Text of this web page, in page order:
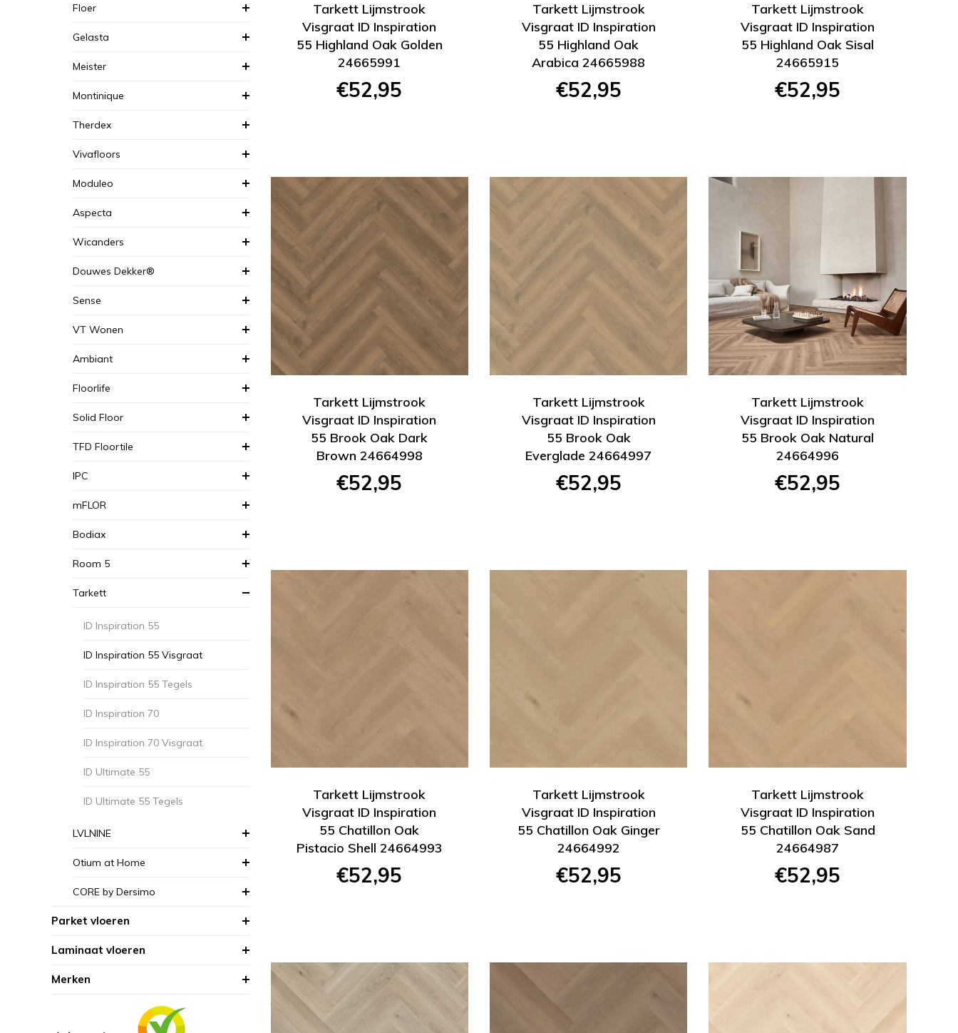
Floer
Gelasta
Meister
Montinique
Therdex
Vivafloors
Moduleo
Aspecta
Wicanders
Douwes Dekker®
Sense
VT Wonen
Ambiant
Floorlife
Solid Floor
TFD Floortile
IPC
mFLOR
Bodiax
Room 5
Tarkett
ID Inspiration 55
ID Inspiration 55 Visgraat
ID Inspiration 55 Tegels
ID Inspiration 70
ID Inspiration 70 Visgraat
ID Ultimate 55
ID Ultimate 55 Tegels
LVLNINE
Otium at Home
CORE by Dersimo
Parket vloeren
Laminaat vloeren
Merken
Tarkett Lijmstrook
Visgraat ID Inspiration
55 Highland Oak Golden
24665991
€52,95
Tarkett Lijmstrook
Visgraat ID Inspiration
55 Highland Oak
Arabica 24665988
€52,95
Tarkett Lijmstrook
Visgraat ID Inspiration
55 Highland Oak Sisal
24665915
€52,95
Tarkett Lijmstrook
Visgraat ID Inspiration
55 Brook Oak Dark
Brown 24664998
€52,95
Tarkett Lijmstrook
Visgraat ID Inspiration
55 Brook Oak
Everglade 24664997
€52,95
Tarkett Lijmstrook
Visgraat ID Inspiration
55 Brook Oak Natural
24664996
€52,95
Tarkett Lijmstrook
Visgraat ID Inspiration
55 Chatillon Oak
Pistacio Shell 24664993
€52,95
Tarkett Lijmstrook
Visgraat ID Inspiration
55 Chatillon Oak Ginger
24664992
€52,95
Tarkett Lijmstrook
Visgraat ID Inspiration
55 Chatillon Oak Sand
24664987
€52,95